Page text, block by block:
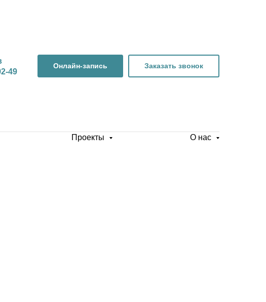
49
Онлайн-запись Заказать звонок
Проекты О нас